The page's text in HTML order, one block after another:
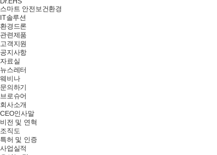
스마트 안전보건환경
IT솔루션
환경드론
관련제품
고객지원
공지사항
자료실
뉴스레터
웨비나
문의하기
브로슈어
회사소개
CEO인사말
비전 및 연혁
조직도
특허 및 인증
사업실적